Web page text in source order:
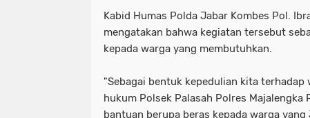
Kabid Humas Polda Jabar Kombes Pol.
mengatakan bahwa kegiatan tersebut
kepada warga yang membutuhkan.
"Sebagai bentuk kepedulian kita terhadap
hukum Polsek Palasah Polres Majalengka
bantuan berupa beras kepada warga